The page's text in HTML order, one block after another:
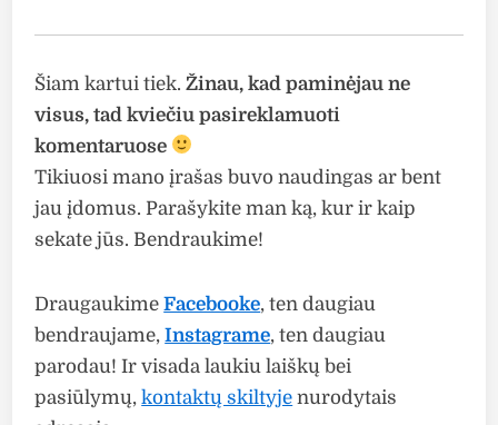
Šiam kartui tiek.Žinau, kad paminėjau ne
visus, tad kviečiu pasireklamuoti
komentaruose
Tikiuosi mano įrašas buvo naudingas ar bent
jau įdomus. Parašykite man ką, kur ir kaip
sekate jūs. Bendraukime!
DraugaukimeFacebooke, ten daugiau
bendraujame,Instagrame, ten daugiau
parodau! Ir visada laukiu laiškų bei
pasiūlymų,kontaktų skiltyje nurodytais